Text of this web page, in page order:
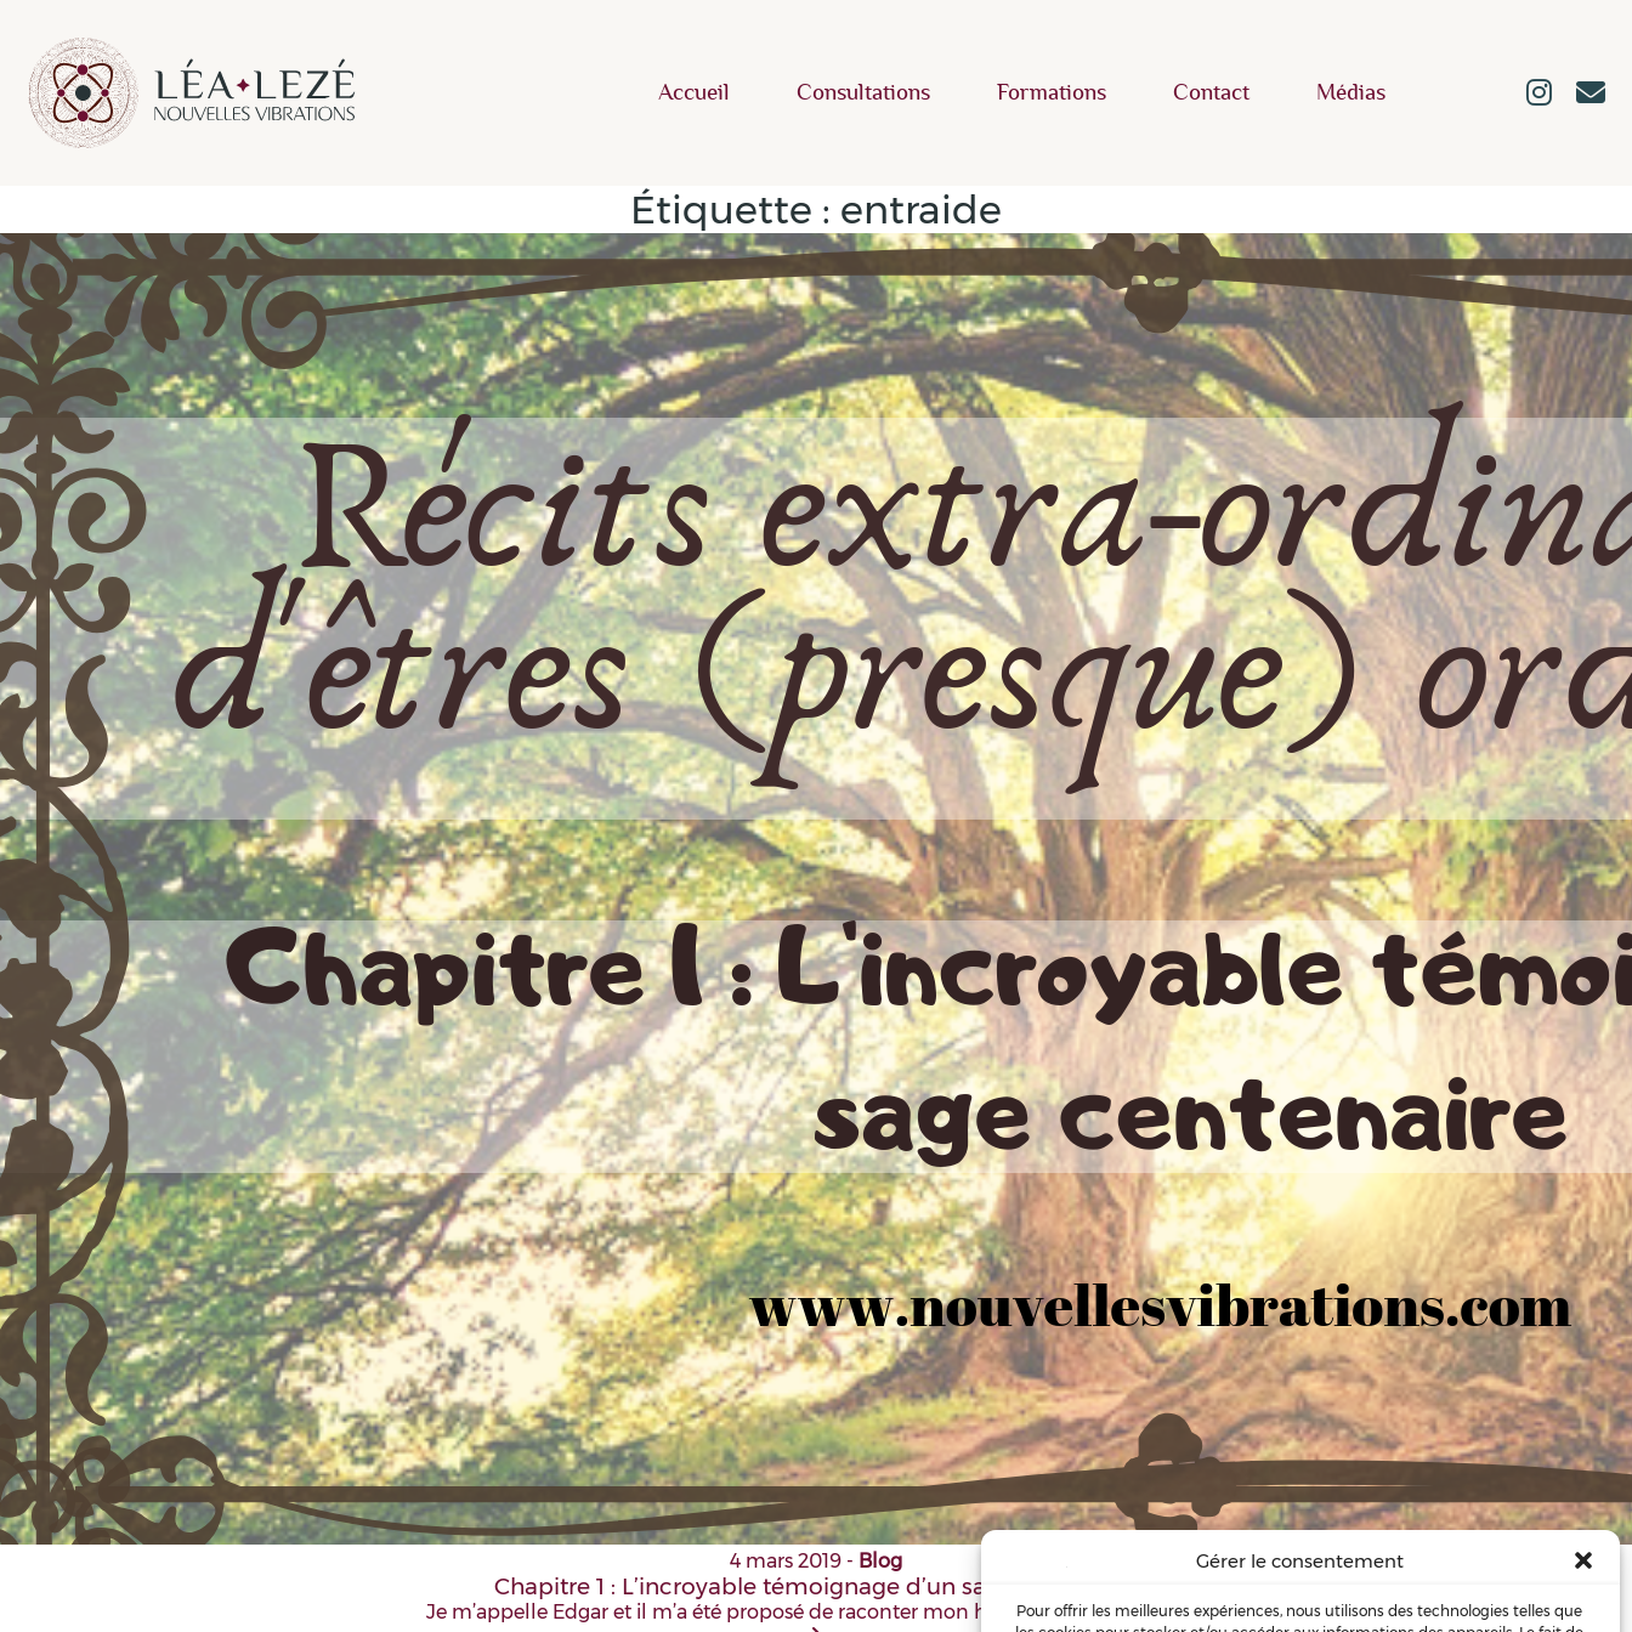
Gérer le consentement
Pour offrir les meilleures expériences, nous utilisons des technologies telles que
Accueil Consultations Formations Contact Médias
Étiquette : entraide
4 mars 2019 - Blog
Chapitre 1 : L’incroyable témoignage d’un sage centenaire
Je m’appelle Edgar et il m’a été proposé de raconter mon histoire. Je concrétise à …